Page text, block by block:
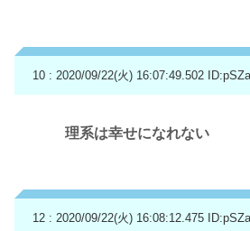
10 : 2020/09/22(火) 16:07:49.502
理系は幸せになれない
12 : 2020/09/22(火) 16:08:12.475